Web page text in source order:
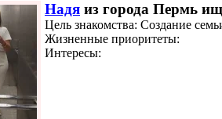
Надя из города Пермь
Цель знакомства: Создание
Жизненные приоритеты:
Интересы: